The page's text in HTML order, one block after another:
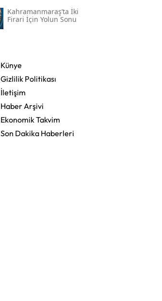
Kahramanmaraş’ta İki
Firari İçin Yolun Sonu
Künye
Gizlilik Politikası
İletişim
Haber Arşivi
Ekonomik Takvim
Son Dakika Haberleri